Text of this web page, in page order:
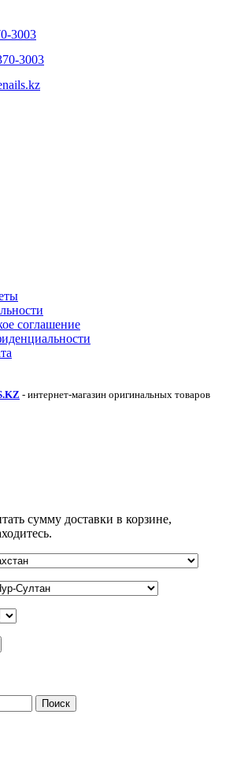
3003
3003
соглашение
- интернет-магазин оригинальных товаров
сумму доставки в корзине,
Поиск